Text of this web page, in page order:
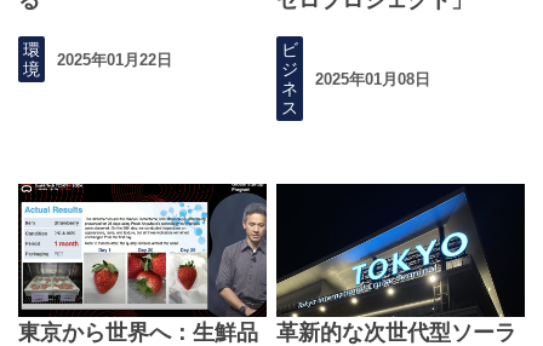
環
境
2025年01月22日
ビ
ジ
ネ
ス
2025年01月08日
東京から世界へ：生鮮品
革新的な次世代型ソーラ